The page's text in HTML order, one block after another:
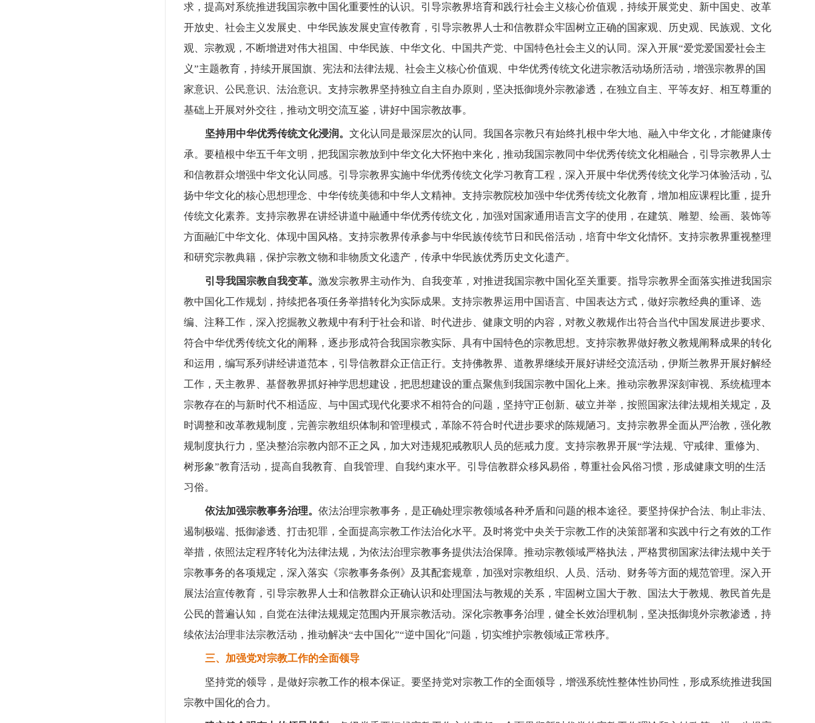
求，提高对系统推进我国宗教中国化重要性的认识。引导宗教界培育和践行社会主义核心价值观，持续开展党史、新中国史、改革
开放史、社会主义发展史、中华民族发展史宣传教育，引导宗教界人士和信教群众牢固树立正确的国家观、历史观、民族观、文化
观、宗教观，不断增进对伟大祖国、中华民族、中华文化、中国共产党、中国特色社会主义的认同。深入开展“爱党爱国爱社会主
义”主题教育，持续开展国旗、宪法和法律法规、社会主义核心价值观、中华优秀传统文化进宗教活动场所活动，增强宗教界的国
家意识、公民意识、法治意识。支持宗教界坚持独立自主自办原则，坚决抵御境外宗教渗透，在独立自主、平等友好、相互尊重的
基础上开展对外交往，推动文明交流互鉴，讲好中国宗教故事。
坚持用中华优秀传统文化浸润。 文化认同是最深层次的认同。我国各宗教只有始终扎根中华大地、融入中华文化，才能健康传
承。要植根中华五千年文明，把我国宗教放到中华文化大怀抱中来化，推动我国宗教同中华优秀传统文化相融合，引导宗教界人士
和信教群众增强中华文化认同感。引导宗教界实施中华优秀传统文化学习教育工程，深入开展中华优秀传统文化学习体验活动，弘
扬中华文化的核心思想理念、中华传统美德和中华人文精神。支持宗教院校加强中华优秀传统文化教育，增加相应课程比重，提升
传统文化素养。支持宗教界在讲经讲道中融通中华优秀传统文化，加强对国家通用语言文字的使用，在建筑、雕塑、绘画、装饰等
方面融汇中华文化、体现中国风格。支持宗教界传承参与中华民族传统节日和民俗活动，培育中华文化情怀。支持宗教界重视整理
和研究宗教典籍，保护宗教文物和非物质文化遗产，传承中华民族优秀历史文化遗产。
引导我国宗教自我变革。 激发宗教界主动作为、自我变革，对推进我国宗教中国化至关重要。指导宗教界全面落实推进我国宗
教中国化工作规划，持续把各项任务举措转化为实际成果。支持宗教界运用中国语言、中国表达方式，做好宗教经典的重译、选
编、注释工作，深入挖掘教义教规中有利于社会和谐、时代进步、健康文明的内容，对教义教规作出符合当代中国发展进步要求、
符合中华优秀传统文化的阐释，逐步形成符合我国宗教实际、具有中国特色的宗教思想。支持宗教界做好教义教规阐释成果的转化
和运用，编写系列讲经讲道范本，引导信教群众正信正行。支持佛教界、道教界继续开展好讲经交流活动，伊斯兰教界开展好解经
工作，天主教界、基督教界抓好神学思想建设，把思想建设的重点聚焦到我国宗教中国化上来。推动宗教界深刻审视、系统梳理本
宗教存在的与新时代不相适应、与中国式现代化要求不相符合的问题，坚持守正创新、破立并举，按照国家法律法规相关规定，及
时调整和改革教规制度，完善宗教组织体制和管理模式，革除不符合时代进步要求的陈规陋习。支持宗教界全面从严治教，强化教
规制度执行力，坚决整治宗教内部不正之风，加大对违规犯戒教职人员的惩戒力度。支持宗教界开展“学法规、守戒律、重修为、
树形象”教育活动，提高自我教育、自我管理、自我约束水平。引导信教群众移风易俗，尊重社会风俗习惯，形成健康文明的生活
习俗。
依法加强宗教事务治理。 依法治理宗教事务，是正确处理宗教领域各种矛盾和问题的根本途径。要坚持保护合法、制止非法、
遏制极端、抵御渗透、打击犯罪，全面提高宗教工作法治化水平。及时将党中央关于宗教工作的决策部署和实践中行之有效的工作
举措，依照法定程序转化为法律法规，为依法治理宗教事务提供法治保障。推动宗教领域严格执法，严格贯彻国家法律法规中关于
宗教事务的各项规定，深入落实《宗教事务条例》及其配套规章，加强对宗教组织、人员、活动、财务等方面的规范管理。深入开
展法治宣传教育，引导宗教界人士和信教群众正确认识和处理国法与教规的关系，牢固树立国大于教、国法大于教规、教民首先是
公民的普遍认知，自觉在法律法规规定范围内开展宗教活动。深化宗教事务治理，健全长效治理机制，坚决抵御境外宗教渗透，持
续依法治理非法宗教活动，推动解决“去中国化”“逆中国化”问题，切实维护宗教领域正常秩序。
三、加强党对宗教工作的全面领导
坚持党的领导，是做好宗教工作的根本保证。要坚持党对宗教工作的全面领导，增强系统性整体性协同性，形成系统推进我国
宗教中国化的合力。